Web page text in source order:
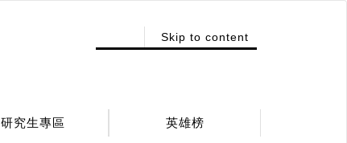
Skip to content
研究生專區
英雄榜